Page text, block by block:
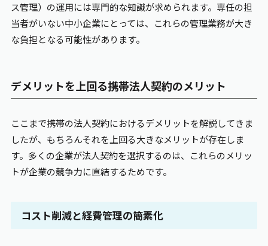
ス管理）の運用には専門的な知識が求められます。専任の担
当者がいない中小企業にとっては、これらの管理業務が大き
な負担となる可能性があります。
デメリットを上回る携帯法人契約のメリット
ここまで携帯の法人契約におけるデメリットを解説してきま
したが、もちろんそれを上回る大きなメリットが存在しま
す。多くの企業が法人契約を選択するのは、これらのメリッ
トが企業の競争力に直結するためです。
コスト削減と経費管理の簡素化